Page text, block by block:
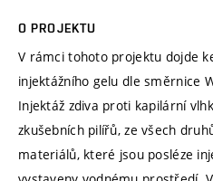
O PROJEKTU
V rámci tohoto projektu dojde
injektážního gelu dle směrnice
Injektáž zdiva proti kapilární
zkušebních pilířů, ze všech
materiálů, které jsou posléze